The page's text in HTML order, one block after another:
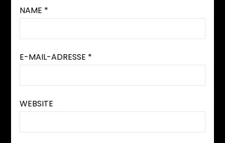
NAME *
E-MAIL-ADRESSE *
WEBSITE